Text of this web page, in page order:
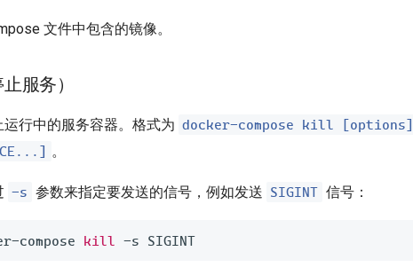
文件中包含的镜像。
服务）
运行中的服务容器。格式为 docker-compose kill [options]
。
-s 参数来指定要发送的信号，例如发送 SIGINT 信号：
compose kill -s SIGINT